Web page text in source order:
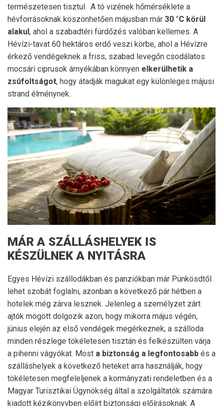
természetesen tisztul. A tó vizének hőmérséklete a
hévforrásoknak köszönhetően májusban már 30 °C körül
alakul, ahol a szabadtéri fürdőzés valóban kellemes. A
Hévízi-tavat 60 hektáros erdő veszi körbe, ahol a Hévízre
érkező vendégeknek a friss, szabad levegőn csodálatos
mocsári ciprusok árnyékában könnyen elkerülhetik a
zsúfoltságot, hogy átadják magukat egy különleges májusi
strand élménynek.
MÁR A SZÁLLÁSHELYEK IS
KÉSZÜLNEK A NYITÁSRA
Egyes Hévízi szállodákban és panziókban már Pünkösdtől
lehet szobát foglalni, azonban a következő pár hétben a
hotelek még zárva lesznek. Jelenleg a személyzet zárt
ajtók mögött dolgozik azon, hogy mikorra május végén,
június elején az első vendégek megérkeznek, a szálloda
minden részlege tökéletesen tisztán és felkészülten várja
a pihenni vágyókat. Most a biztonság a legfontosabb és a
szálláshelyek a következő heteket arra használják, hogy
tökéletesen megfeleljenek a kormányzati rendeletben és a
Magyar Turisztikai Ügynökség által a szolgáltatók számára
kiadott kézikönyvben előírt biztonsági előírásoknak. A